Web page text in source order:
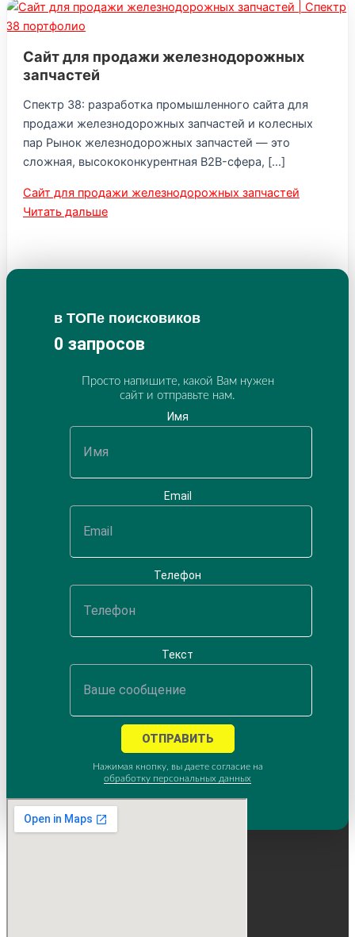
Сайт для продажи железнодорожных
запчастей
Спектр 38: разработка промышленного сайта для
продажи железнодорожных запчастей и колесных
пар Рынок железнодорожных запчастей — это
сложная, высококонкурентная B2B-сфера, […]
Сайт для продажи железнодорожных запчастей
Читать дальше
в ТОПе поисковиков
0 запросов
Просто напишите, какой Вам нужен
сайт и отправьте нам.
Имя
Email
Телефон
Текст
ОТПРАВИТЬ
Нажимая кнопку, вы даете согласие на
обработку персональных данных